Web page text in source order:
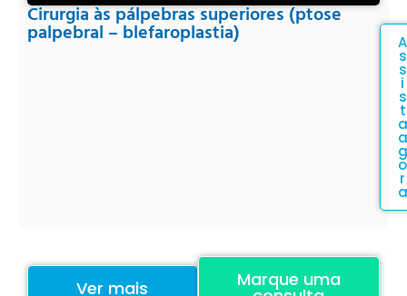
Cirurgia às pálpebras superiores (ptose
palpebral – blefaroplastia) A
s
s
i
s
t
a
a
g
o
r
a
Ver mais Marque uma